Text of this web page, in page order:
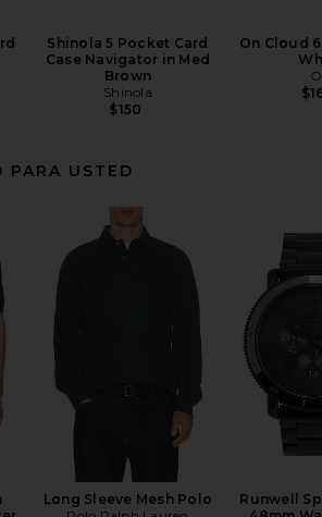
Shinola 5 Pocket Card
Case Navigator in Med
Brown
Shinola
$150
On Cloud
PARA USTED
Long Sleeve Mesh Polo
Runwell